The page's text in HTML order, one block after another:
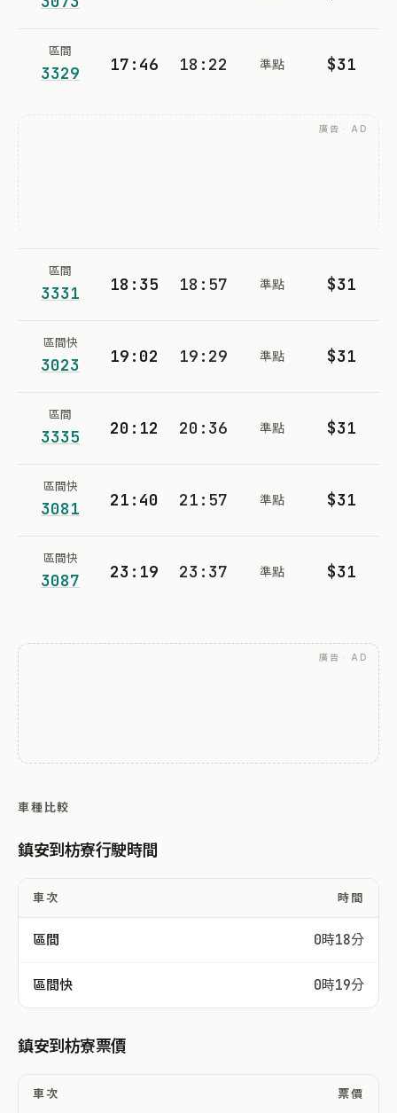
區間
3329 17:46 18:22 準點 $31
廣告 · AD
區間
3331 18:35 18:57 準點 $31
區間快
3023 19:02 19:29 準點 $31
區間
3335 20:12 20:36 準點 $31
區間快
3081 21:40 21:57 準點 $31
區間快
3087 23:19 23:37 準點 $31
廣告 · AD
車種比較
鎮安到枋寮行駛時間
車次 時間
區間 0時18分
區間快 0時19分
鎮安到枋寮票價
車次 票價